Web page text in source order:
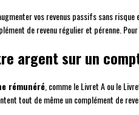
vos revenus passifs sans risque
de revenu régulier et pérenne.
argent sur un
rémunéré , comme le Livret A ou le
tout de même un complément de